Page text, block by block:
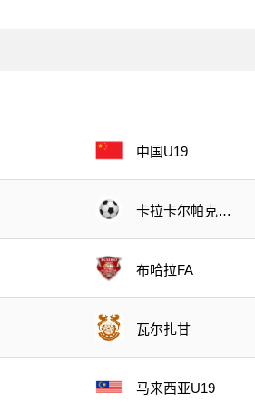
中国U19
卡拉卡尔帕克斯
布哈拉FA
瓦尔扎甘
马来西亚U19